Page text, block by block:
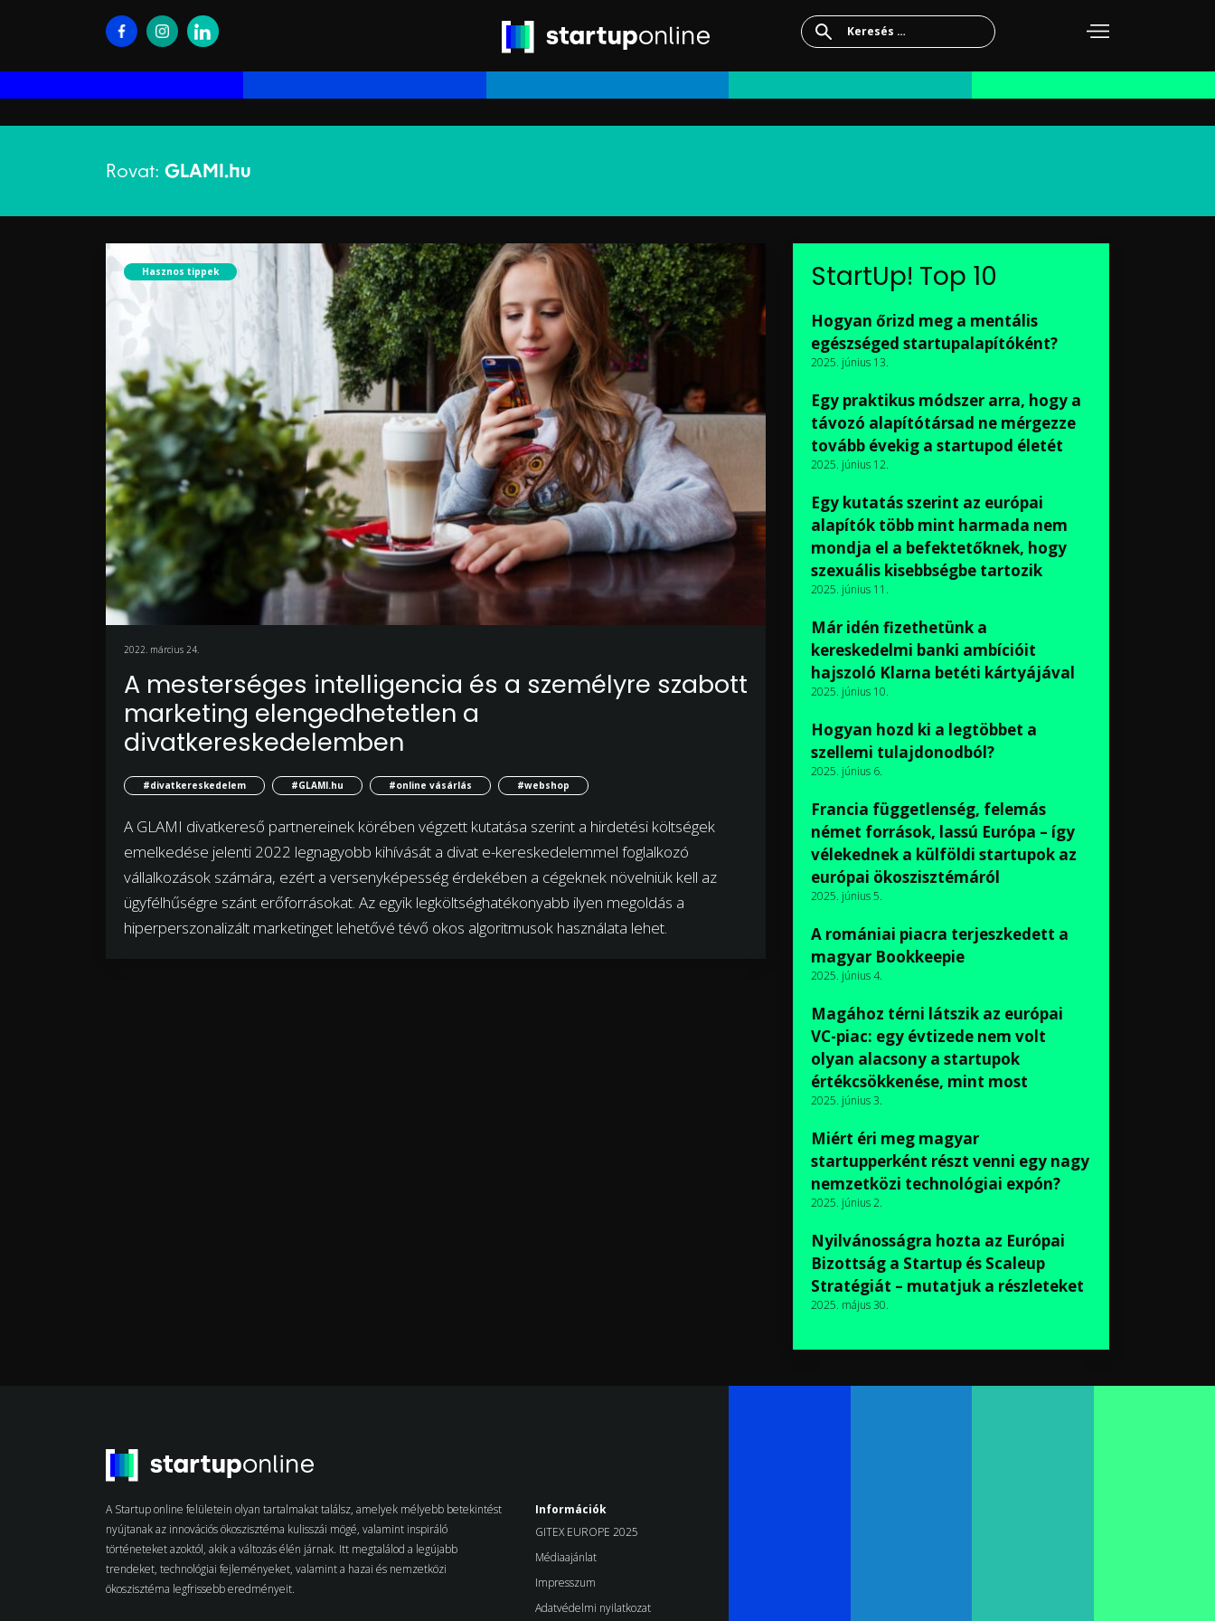
Keresés:
Rovat: GLAMI.hu
Hasznos tippek
2022. március 24.
A mesterséges intelligencia és a személyre szabott
marketing elengedhetetlen a
divatkereskedelemben
#divatkereskedelem #GLAMI.hu #online vásárlás #webshop
A GLAMI divatkereső partnereinek körében végzett kutatása szerint a hirdetési költségek
emelkedése jelenti 2022 legnagyobb kihívását a divat e-kereskedelemmel foglalkozó
vállalkozások számára, ezért a versenyképesség érdekében a cégeknek növelniük kell az
ügyfélhűségre szánt erőforrásokat. Az egyik legköltséghatékonyabb ilyen megoldás a
hiperperszonalizált marketinget lehetővé tévő okos algoritmusok használata lehet.
StartUp! Top 10
Hogyan őrizd meg a mentális
egészséged startupalapítóként?
2025. június 13.
Egy praktikus módszer arra, hogy a
távozó alapítótársad ne mérgezze
tovább évekig a startupod életét
2025. június 12.
Egy kutatás szerint az európai
alapítók több mint harmada nem
mondja el a befektetőknek, hogy
szexuális kisebbségbe tartozik
2025. június 11.
Már idén fizethetünk a
kereskedelmi banki ambícióit
hajszoló Klarna betéti kártyájával
2025. június 10.
Hogyan hozd ki a legtöbbet a
szellemi tulajdonodból?
2025. június 6.
Francia függetlenség, felemás
német források, lassú Európa – így
vélekednek a külföldi startupok az
európai ökoszisztémáról
2025. június 5.
A romániai piacra terjeszkedett a
magyar Bookkeepie
2025. június 4.
Magához térni látszik az európai
VC-piac: egy évtizede nem volt
olyan alacsony a startupok
értékcsökkenése, mint most
2025. június 3.
Miért éri meg magyar
startupperként részt venni egy nagy
nemzetközi technológiai expón?
2025. június 2.
Nyilvánosságra hozta az Európai
Bizottság a Startup és Scaleup
Stratégiát – mutatjuk a részleteket
2025. május 30.
A Startup online felületein olyan tartalmakat találsz, amelyek mélyebb betekintést
nyújtanak az innovációs ökoszisztéma kulisszái mögé, valamint inspiráló
történeteket azoktól, akik a változás élén járnak. Itt megtalálod a legújabb
trendeket, technológiai fejleményeket, valamint a hazai és nemzetközi
ökoszisztéma legfrissebb eredményeit.
Információk
GITEX EUROPE 2025
Médiaajánlat
Impresszum
Adatvédelmi nyilatkozat